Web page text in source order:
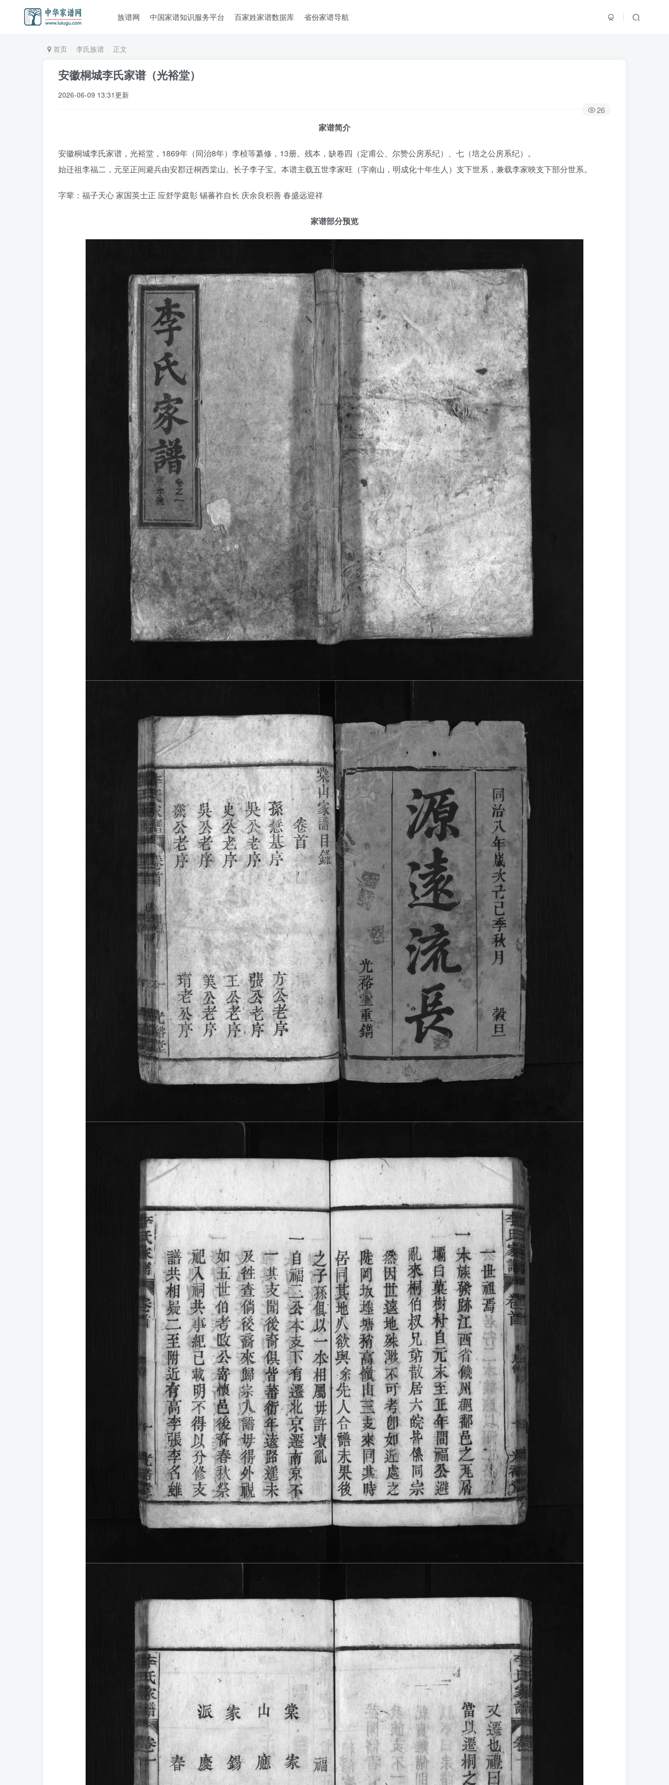
族谱网 中国家谱知识服务平台 百家姓家谱数据库 省份家谱导航
首页 李氏族谱 正文
安徽桐城李氏家谱（光裕堂）
2026-06-09 13:31更新
26
家谱简介
安徽桐城李氏家谱，光裕堂，1869年（同治8年）李桢等纂修，13册。残本，缺卷四（定甫公、尔赞公房系纪）、七（培之公房系纪）。
始迁祖李福二，元至正间避兵由安郡迁桐西棠山。长子李子宝。本谱主载五世李家旺（字南山，明成化十年生人）支下世系，兼载李家映支下部分世系。
字辈：福子天心 家国英士正 应舒学庭彰 锡蕃祚自长 庆余良积善 春盛远迎祥
家谱部分预览